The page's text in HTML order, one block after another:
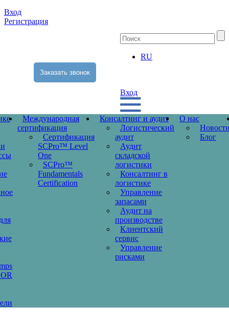
Вход
Регистрация
Заказать звонок
RU
Вход
Международная
сертификация
Сертификация
SCPro™ Level
One
SCPro™
Fundamentals
Certification
Консалтинг и аудит
Логистический
аудит
Аудит
складской
логистики
Консалтинг в
логистике
Управление
запасами
Аудит на
производстве
Клиентский
сервис
Управление
рисками
О нас
Блог